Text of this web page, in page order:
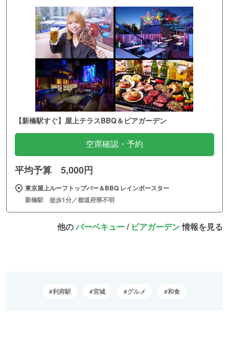
【新橋駅すぐ】屋上テラスBBQ＆ビアガーデン
空席確認・予約
平均予算 5,000円
東京屋上ルーフトップバー＆BBQ レインボースター
新橋駅 徒歩1分／都道府県不明
他のバーベキュー/ ビアガーデン情報を見る
利府駅 宮城 グルメ 和食